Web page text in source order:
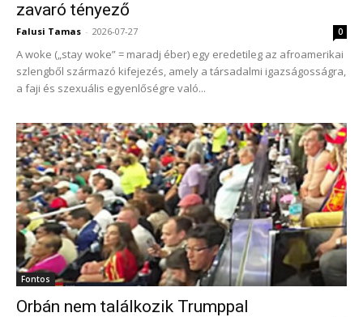
zavaró tényező
Falusi Tamas - 2026-07-27 0
A woke („stay woke” = maradj éber) egy eredetileg az afroamerikai
szlengből származó kifejezés, amely a társadalmi igazságosságra,
a faji és szexuális egyenlőségre való...
Fontos
Orbán nem találkozik Trumppal